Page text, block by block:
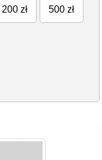
200 zł 500 zł